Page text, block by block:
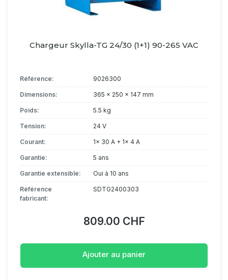
Chargeur Skylla-TG 24/30 (1+1) 90-265 VAC
Référence: 9026300
Dimensions: 365 x 250 x 147 mm
Poids: 5.5 kg
Tension: 24 V
Courant: 1x 30 A + 1x 4 A
Garantie: 5 ans
Garantie extensible: Oui à 10 ans
Référence
fabricant:
SDTG2400303
809.00 CHF
Ajouter au panier